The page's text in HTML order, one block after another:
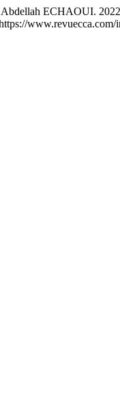
ECHAOUI.